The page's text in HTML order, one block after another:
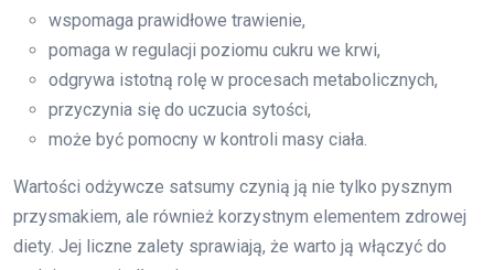
wspomaga prawidłowe trawienie,
pomaga w regulacji poziomu cukru we krwi,
odgrywa istotną rolę w procesach metabolicznych,
przyczynia się do uczucia sytości,
może być pomocny w kontroli masy ciała.
Wartości odżywcze satsumy czynią ją nie tylko pysznym
przysmakiem, ale również korzystnym elementem zdrowej
diety. Jej liczne zalety sprawiają, że warto ją włączyć do